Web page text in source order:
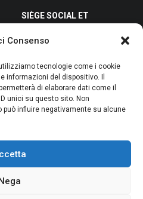
Consenso
tecnologie come i cookie
informazioni del dispositivo. Il
di elaborare dati come il
unici su questo sito. Non
influire negativamente su alcune
SIÈGE SOCIAL ET
ÉTABLISSEMENT POUR
L’ITALIE DU NORD :Via
Molise 4, 20098 San Giuliano